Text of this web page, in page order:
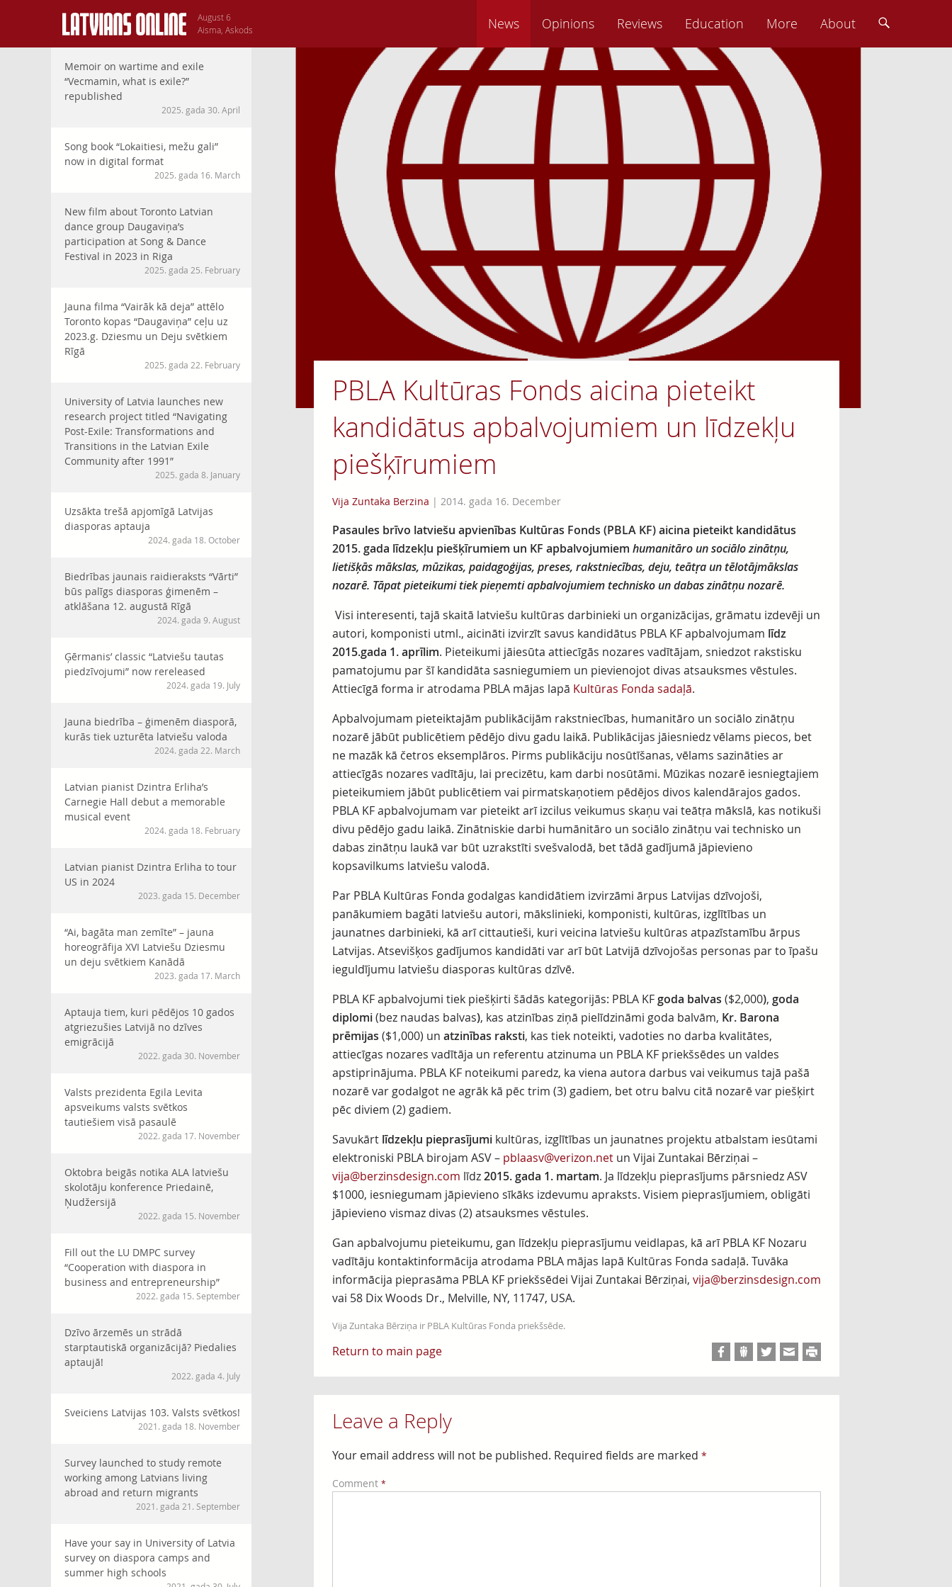
August 6
Aisma, Askods
News Opinions Reviews Education More About
Memoir on wartime and exile
“Vecmamin, what is exile?”
republished
2025. gada 30. April
Song book “Lokaitiesi, mežu gali”
now in digital format
2025. gada 16. March
New film about Toronto Latvian
dance group Daugaviņa’s
participation at Song & Dance
Festival in 2023 in Riga
2025. gada 25. February
Jauna filma “Vairāk kā deja” attēlo
Toronto kopas “Daugaviņa” ceļu uz
2023.g. Dziesmu un Deju svētkiem
Rīgā
2025. gada 22. February
University of Latvia launches new
research project titled “Navigating
Post-Exile: Transformations and
Transitions in the Latvian Exile
Community after 1991”
2025. gada 8. January
Uzsākta trešā apjomīgā Latvijas
diasporas aptauja
2024. gada 18. October
Biedrības jaunais raidieraksts “Vārti”
būs palīgs diasporas ģimenēm –
atklāšana 12. augustā Rīgā
2024. gada 9. August
Ģērmanis’ classic “Latviešu tautas
piedzīvojumi” now rereleased
2024. gada 19. July
Jauna biedrība – ģimenēm diasporā,
kurās tiek uzturēta latviešu valoda
2024. gada 22. March
Latvian pianist Dzintra Erliha’s
Carnegie Hall debut a memorable
musical event
2024. gada 18. February
Latvian pianist Dzintra Erliha to tour
US in 2024
2023. gada 15. December
“Ai, bagāta man zemīte” – jauna
horeogrāfija XVI Latviešu Dziesmu
un deju svētkiem Kanādā
2023. gada 17. March
Aptauja tiem, kuri pēdējos 10 gados
atgriezušies Latvijā no dzīves
emigrācijā
2022. gada 30. November
Valsts prezidenta Egila Levita
apsveikums valsts svētkos
tautiešiem visā pasaulē
2022. gada 17. November
Oktobra beigās notika ALA latviešu
skolotāju konference Priedainē,
Ņudžersijā
2022. gada 15. November
Fill out the LU DMPC survey
“Cooperation with diaspora in
business and entrepreneurship”
2022. gada 15. September
Dzīvo ārzemēs un strādā
starptautiskā organizācijā? Piedalies
aptaujā!
2022. gada 4. July
Sveiciens Latvijas 103. Valsts svētkos!
2021. gada 18. November
Survey launched to study remote
working among Latvians living
abroad and return migrants
2021. gada 21. September
Have your say in University of Latvia
survey on diaspora camps and
summer high schools
PBLA Kultūras Fonds aicina pieteikt
kandidātus apbalvojumiem un līdzekļu
piešķīrumiem
Vija Zuntaka Berzina | 2014. gada 16. December
Pasaules brīvo latviešu apvienības Kultūras Fonds (PBLA KF) aicina pieteikt kandidātus
2015. gada līdzekļu piešķīrumiem un KF apbalvojumiem humanitāro un sociālo zinātņu,
lietišķās mākslas, mūzikas, paidagoģijas, preses, rakstniecības, deju, teātŗa un tēlotājmākslas
nozarē. Tāpat pieteikumi tiek pieņemti apbalvojumiem technisko un dabas zinātņu nozarē.
Visi interesenti, tajā skaitā latviešu kultūras darbinieki un organizācijas, grāmatu izdevēji un
autori, komponisti utml., aicināti izvirzīt savus kandidātus PBLA KF apbalvojumam līdz
2015.gada 1. aprīlim. Pieteikumi jāiesūta attiecīgās nozares vadītājam, sniedzot rakstisku
pamatojumu par šī kandidāta sasniegumiem un pievienojot divas atsauksmes vēstules.
Attiecīgā forma ir atrodama PBLA mājas lapā Kultūras Fonda sadaļā.
Apbalvojumam pieteiktajām publikācijām rakstniecības, humanitāro un sociālo zinātņu
nozarē jābūt publicētiem pēdējo divu gadu laikā. Publikācijas jāiesniedz vēlams piecos, bet
ne mazāk kā četros eksemplāros. Pirms publikāciju nosūtīšanas, vēlams sazināties ar
attiecīgās nozares vadītāju, lai precizētu, kam darbi nosūtāmi. Mūzikas nozarē iesniegtajiem
pieteikumiem jābūt publicētiem vai pirmatskaņotiem pēdējos divos kalendārajos gados.
PBLA KF apbalvojumam var pieteikt arī izcilus veikumus skaņu vai teātŗa mākslā, kas notikuši
divu pēdējo gadu laikā. Zinātniskie darbi humānitāro un sociālo zinātņu vai technisko un
dabas zinātņu laukā var būt uzrakstīti svešvalodā, bet tādā gadījumā jāpievieno
kopsavilkums latviešu valodā.
Par PBLA Kultūras Fonda godalgas kandidātiem izvirzāmi ārpus Latvijas dzīvojoši,
panākumiem bagāti latviešu autori, mākslinieki, komponisti, kultūras, izglītības un
jaunatnes darbinieki, kā arī cittautieši, kuri veicina latviešu kultūras atpazīstamību ārpus
Latvijas. Atsevišķos gadījumos kandidāti var arī būt Latvijā dzīvojošas personas par to īpašu
ieguldījumu latviešu diasporas kultūras dzīvē.
PBLA KF apbalvojumi tiek piešķirti šādās kategorijās: PBLA KFgoda balvas ($2,000), goda
diplomi(bez naudas balvas), kas atzinības ziņā pielīdzināmi goda balvām, Kr. Barona
prēmijas ($1,000) un atzinības raksti, kas tiek noteikti, vadoties no darba kvalitātes,
attiecīgas nozares vadītāja un referentu atzinuma un PBLA KF priekšsēdes un valdes
apstiprinājuma. PBLA KF noteikumi paredz, ka viena autora darbus vai veikumus tajā pašā
nozarē var godalgot ne agrāk kā pēc trim (3) gadiem, bet otru balvu citā nozarē var piešķirt
pēc diviem (2) gadiem.
Savukārtlīdzekļu pieprasījumikultūras, izglītības un jaunatnes projektu atbalstam iesūtami
elektroniski PBLA birojam ASV – pblaasv@verizon.netun Vijai Zuntakai Bērziņai –
vija@berzinsdesign.com līdz2015. gada 1. martam. Ja līdzekļu pieprasījums pārsniedz ASV
$1000, iesniegumam jāpievieno sīkāks izdevumu apraksts. Visiem pieprasījumiem, obligāti
jāpievieno vismaz divas (2) atsauksmes vēstules.
Gan apbalvojumu pieteikumu, gan līdzekļu pieprasījumu veidlapas, kā arī PBLA KF Nozaru
vadītāju kontaktinformācija atrodama PBLA mājas lapā Kultūras Fonda sadaļā. Tuvāka
informācija pieprasāma PBLA KF priekšsēdei Vijai Zuntakai Bērziņai, vija@berzinsdesign.com
vai 58 Dix Woods Dr., Melville, NY, 11747, USA.
Vija Zuntaka Bērziņa ir PBLA Kultūras Fonda priekšsēde.
Return to main page
Leave a Reply
Your email address will not be published. Required fields are marked *
Comment *